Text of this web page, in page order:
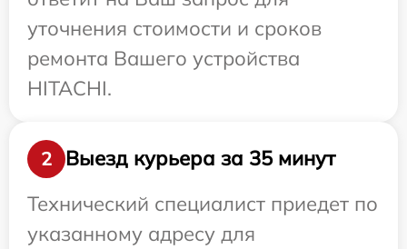
уточнения стоимости и сроков
ремонта Вашего устройства
HITACHI.
2
Выезд курьера за 35 минут
Технический специалист приедет по
указанному адресу для